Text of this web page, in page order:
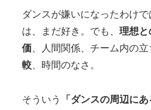
ダンスが嫌いになったわけ
は、まだ好き。でも、 理想
価、人間関係、チーム内の立
較、時間のなさ。
そういう 「ダンスの周辺にあ